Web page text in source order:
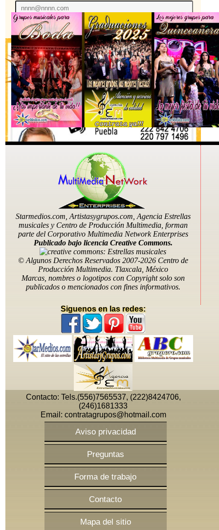
Telefonos: (556)7565537, (222)8424706, (246)1681333,
(551)0153936, (951)633 5190
Email: contratagrupos@hotmail.com
Starmedios.com, Artistasygrupos.com, Agencia Estrellas
musicales y Centro de Producción Multimedia, forman
parte del Corporativo Multimedia Network Enterprises
Publicado bajo licencia Creative Commons.
© Algunos Derechos Reservados 2007-2026 Centro de
Producción Multimedia. Tlaxcala, México
Marcas, nombres o logotipos con Copyright solo son
publicados o mencionados con fines informativos.
Siguenos en las redes:
Contacto: Tels.(556)7565537, (222)8424706,
(246)1681333
Email: contratagrupos@hotmail.com
Aviso privacidad
Preguntas
Forma de trabajo
Contacto
Mapa del sitio